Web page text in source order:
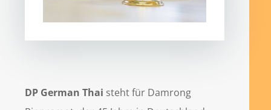
DP German Thai steht für Damrong